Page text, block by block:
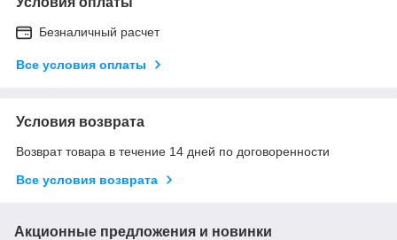
Безналичный расчет
Все условия оплаты
Условия возврата
Возврат товара в течение 14 дней по договоренности
Все условия возврата
Акционные предложения и новинки